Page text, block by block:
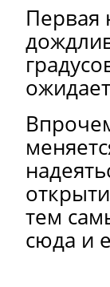
Первая
тем
сюда и